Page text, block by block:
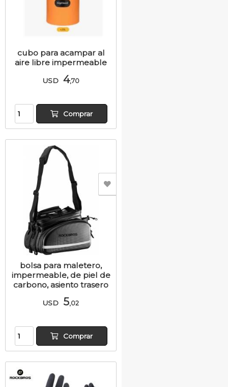
cubo para acampar al
aire libre impermeable
USD 4,70
Comprar
bolsa para maletero,
impermeable, de piel de
carbono, asiento trasero
USD 5,02
Comprar